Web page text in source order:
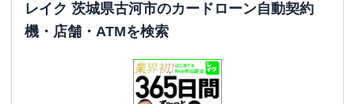
レイク 茨城県古河市のカードローン自動契約
機・店舗・ATMを検索